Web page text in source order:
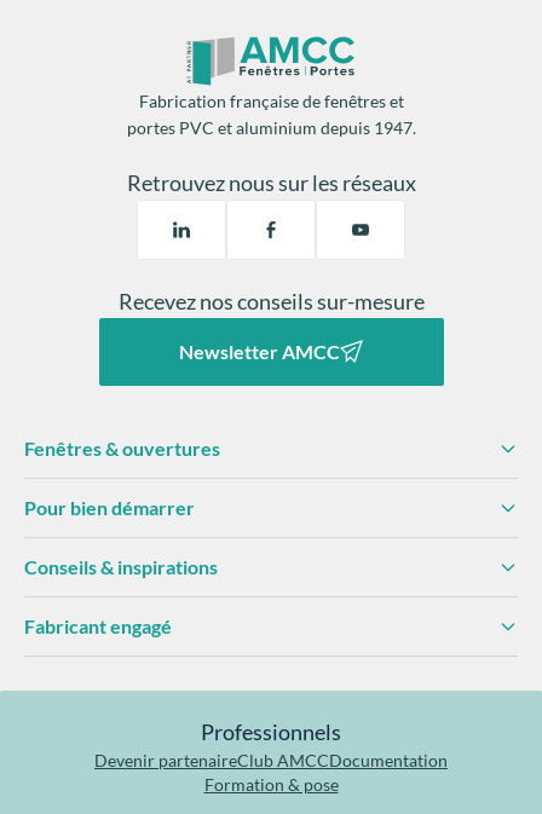
sécurité, plus de tranquillité et un usage naturel,
sans effort, pendant toute la durée de vie de la
Fabrication française de fenêtres et
portes PVC et aluminium depuis 1947.
Retrouvez nous sur les réseaux
Recevez nos conseils sur-mesure
Newsletter AMCC
Fenêtres & ouvertures
Pour bien démarrer
Conseils & inspirations
Fabricant engagé
Professionnels
Devenir partenaireClub AMCCDocumentation
Formation & pose